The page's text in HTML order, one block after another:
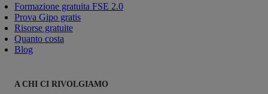
Formazione gratuita FSE 2.0
Prova Gipo gratis
Risorse gratuite
Quanto costa
Blog
A CHI CI RIVOLGIAMO